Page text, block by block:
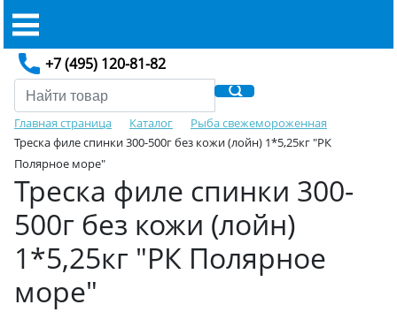
+7 (495) 120-81-82
Главная страница Каталог
Рыба свежемороженная
Треска филе спинки 300-500г без кожи (лойн) 1*5,25кг "РК
Полярное море"
Треска филе спинки 300-
500г без кожи (лойн)
1*5,25кг "РК Полярное
море"